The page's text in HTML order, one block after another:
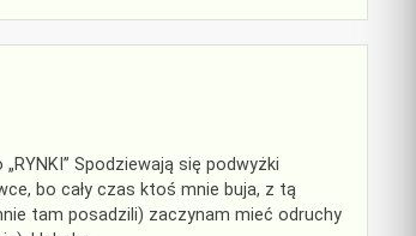
Spodziewają się podwyżki
bo cały czas ktoś mnie buja, z tą
tam posadzili) zaczynam mieć odruchy